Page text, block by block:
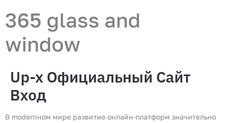
365 glass and
window
Up-x Официальный Сайт
Вход
В modernном мире развитие онлайн-платформ значительно